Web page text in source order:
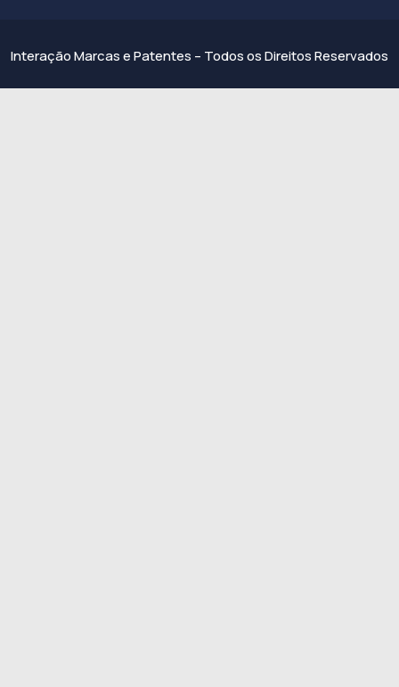
Interação Marcas e Patentes – Todos os Direitos Reservados